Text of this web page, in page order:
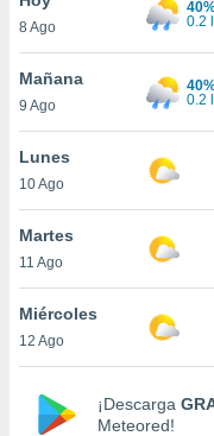
en
más
nuestra
de
8 Ago
0.2
Mañana
9 Ago
0.2
Lunes
10 Ago
Martes
11 Ago
Miércoles
12 Ago
¡Descarga
Meteored!